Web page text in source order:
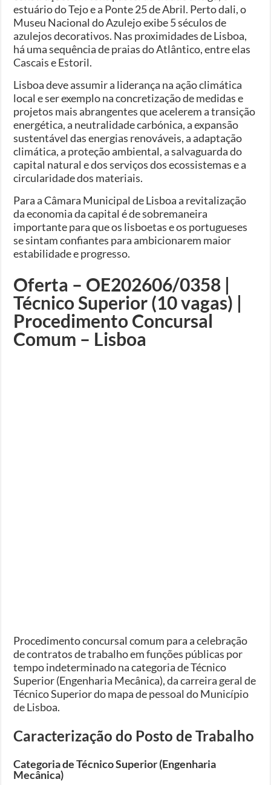
estuário do Tejo e a Ponte 25 de Abril. Perto dali, o
Museu Nacional do Azulejo exibe 5 séculos de
azulejos decorativos. Nas proximidades de Lisboa,
há uma sequência de praias do Atlântico, entre elas
Cascais e Estoril.
Lisboa deve assumir a liderança na ação climática
local e ser exemplo na concretização de medidas e
projetos mais abrangentes que acelerem a transição
energética, a neutralidade carbónica, a expansão
sustentável das energias renováveis, a adaptação
climática, a proteção ambiental, a salvaguarda do
capital natural e dos serviços dos ecossistemas e a
circularidade dos materiais.
Para a Câmara Municipal de Lisboa a revitalização
da economia da capital é de sobremaneira
importante para que os lisboetas e os portugueses
se sintam confiantes para ambicionarem maior
estabilidade e progresso.
Oferta – OE202606/0358 |
Técnico Superior (10 vagas) |
Procedimento Concursal
Comum – Lisboa
Procedimento concursal comum para a celebração
de contratos de trabalho em funções públicas por
tempo indeterminado na categoria de Técnico
Superior (Engenharia Mecânica), da carreira geral de
Técnico Superior do mapa de pessoal do Município
de Lisboa.
Caracterização do Posto de Trabalho
Categoria de Técnico Superior (Engenharia
Mecânica)